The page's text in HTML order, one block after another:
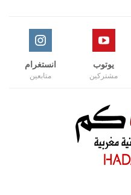
يوتوب
مشتركين
انستغرام
متابعين